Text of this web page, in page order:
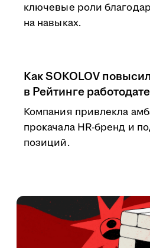
ключевые роли
на навыках.
Как SOKOLOV
в Рейтинге
Компания привлекла
прокачала HR-бренд и
позиций.